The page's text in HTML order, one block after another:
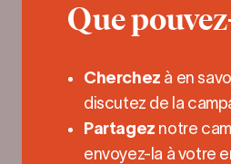
Que
Cherchez à en
discutez de la
Partagez notre
envoyez-la à votre